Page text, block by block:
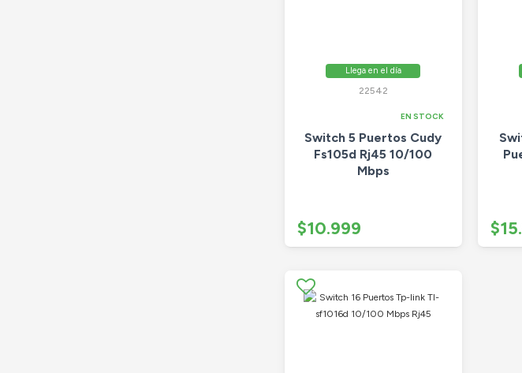
Llega en el día
22542
EN STOCK
Switch 5 Puertos Cudy
Fs105d Rj45 10/100
Mbps
$10.999